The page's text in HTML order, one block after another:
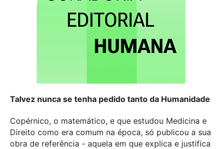
Talvez nunca se tenha pedido tanto da Humanidade
Copérnico, o matemático, e que estudou Medicina e
Direito como era comum na época, só publicou a sua
obra de referência - aquela em que explica e justifica